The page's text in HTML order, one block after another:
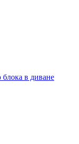
в диване